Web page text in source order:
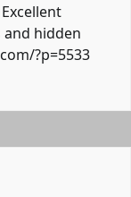
hidden
?p=5533